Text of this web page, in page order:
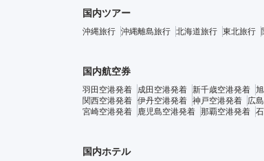
国内ツアー
沖縄旅行 沖縄離島旅行 北海道旅行 東北旅行
国内航空券
羽田空港発着 成田空港発着 新千歳空港発着
関西空港発着 伊丹空港発着 神戸空港発着 広
宮崎空港発着
鹿児島空港発着 那覇空港発着
国内ホテル